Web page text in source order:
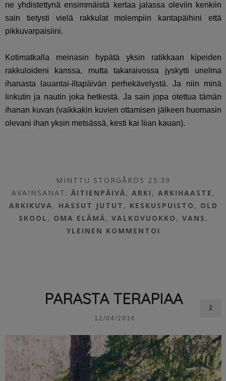
ne yhdistettynä ensimmäistä kertaa jalassa oleviin kenkiin
sain tietysti vielä rakkulat molempiin kantapäihini että
pikkuvarpaisiini.
Kotimatkalla meinasin hypätä yksin ratikkaan kipeiden
rakkuloideni kanssa, mutta takaraivossa jyskytti unelma
ihanasta lauantai-iltapäivän perhekävelystä. Ja niin minä
linkutin ja nautin joka hetkestä. Ja sain jopa otettua tämän
ihanan kuvan (vaikkakin kuvien ottamisen jälkeen huomasin
olevani ihan yksin metsässä, kesti kai liian kauan).
MINTTU STORGÅRDS 23:39
AVAINSANAT: ÄITIENPÄIVÄ, ARKI , ARKIHAASTE ,
ARKIKUVA, HASSUT JUTUT , KESKUSPUISTO , OLD
SKOOL , OMA ELÄMÄ, VALKOVUOKKO , VANS ,
YLEINEN KOMMENTOI
PARASTA TERAPIAA
12/04/2016
2